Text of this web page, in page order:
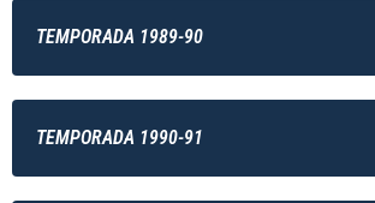
TEMPORADA 1989-90
TEMPORADA 1990-91